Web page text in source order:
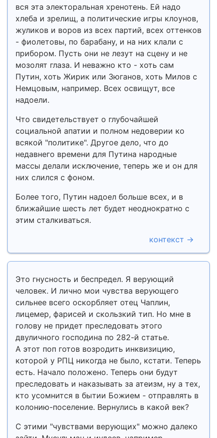
вся эта электоральная хренотень. Ей надо
хлеба и зрелищ, а политические игры клоунов,
жуликов и воров из всех партий, всех оттенков
- фиолетовы, по барабану, и на них клали с
прибором. Пусть они не лезут на сцену и не
мозолят глаза. И неважно кто - хоть сам
Путин, хоть Жирик или Зюганов, хоть Милов с
Немцовым, например. Всех освищут, все
надоели.
Что свидетельствует о глубочайшей
социальной апатии и полном недоверии ко
всякой "политике". Другое дело, что до
недавнего времени для Путина народные
массы делали исключение, теперь же и он для
них слился с фоном.
Более того, Путин надоел больше всех, и в
ближайшие шесть лет будет неоднократно с
этим сталкиваться.
контекст →
Это гнусность и беспредел. Я верующий
человек. И лично мои чувства верующего
сильнее всего оскорбляет отец Чаплин,
лицемер, фарисей и скользкий тип. Но мне в
голову не придет преследовать этого
двуличного господина по 282-й статье.
А этот поп готов возродить инквизицию,
которой у РПЦ никогда не было, кстати. Теперь
есть. Начало положено. Теперь они будут
преследовать и наказывать за атеизм, ну а тех,
кто усомнится в бытии Божием - отправлять в
колонию-поселение. Вернулись в какой век?
С этими "чувствами верующих" можно далеко